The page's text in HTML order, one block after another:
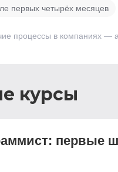
первых четырёх месяцев
процессы в компаниях —
курсы
первые